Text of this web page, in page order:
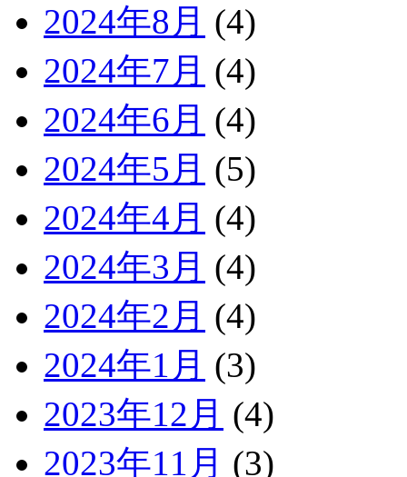
2024年8月 (4)
2024年7月 (4)
2024年6月 (4)
2024年5月 (5)
2024年4月 (4)
2024年3月 (4)
2024年2月 (4)
2024年1月 (3)
2023年12月 (4)
2023年11月 (3)